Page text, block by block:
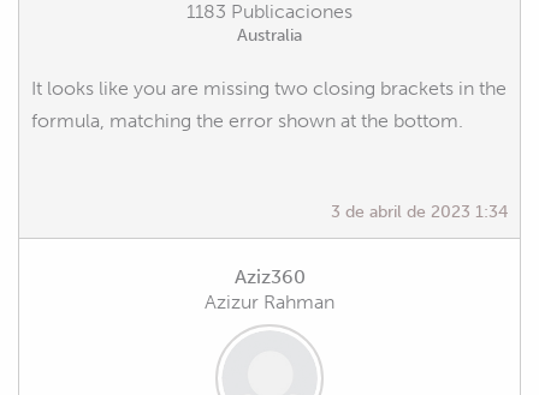
1183 Publicaciones
Australia
It looks like you are missing two closing brackets in the
formula, matching the error shown at the bottom.
3 de abril de 2023 1:34
Aziz360
Azizur Rahman